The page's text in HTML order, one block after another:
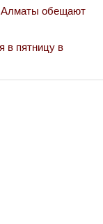
Алматы обещают
в пятницу в